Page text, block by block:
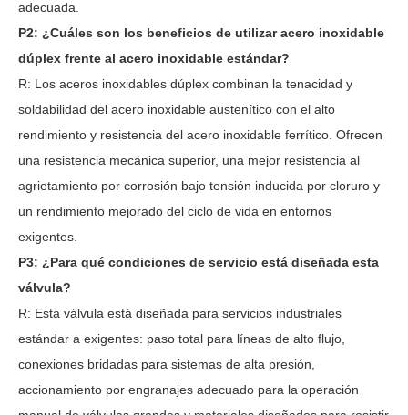
adecuada.
P2: ¿Cuáles son los beneficios de utilizar acero inoxidable
dúplex frente al acero inoxidable estándar?
R: Los aceros inoxidables dúplex combinan la tenacidad y
soldabilidad del acero inoxidable austenítico con el alto
rendimiento y resistencia del acero inoxidable ferrítico. Ofrecen
una resistencia mecánica superior, una mejor resistencia al
agrietamiento por corrosión bajo tensión inducida por cloruro y
un rendimiento mejorado del ciclo de vida en entornos
exigentes.
P3: ¿Para qué condiciones de servicio está diseñada esta
válvula?
R: Esta válvula está diseñada para servicios industriales
estándar a exigentes: paso total para líneas de alto flujo,
conexiones bridadas para sistemas de alta presión,
accionamiento por engranajes adecuado para la operación